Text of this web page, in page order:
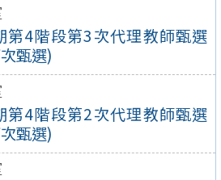
第4階段第3次代理教師甄選
甄選)
第4階段第2次代理教師甄選
甄選)